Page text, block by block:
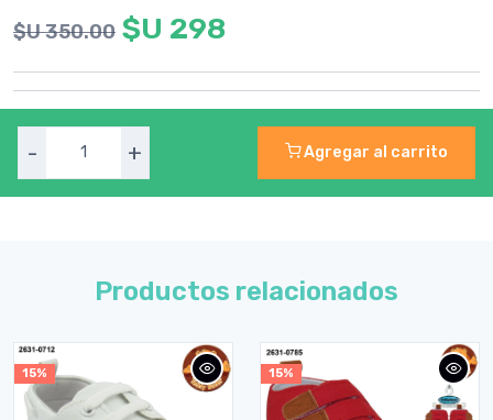
$U 350.00 $U 298
- + Agregar al carrito
Productos relacionados
15% 15%